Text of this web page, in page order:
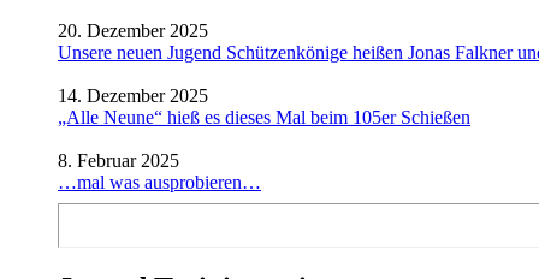
20. Dezember 2025
Unsere neuen Jugend Schützenkönige heißen Jonas Falkner
14. Dezember 2025
„Alle Neune“ hieß es dieses Mal beim 105er Schießen
8. Februar 2025
…mal was ausprobieren…